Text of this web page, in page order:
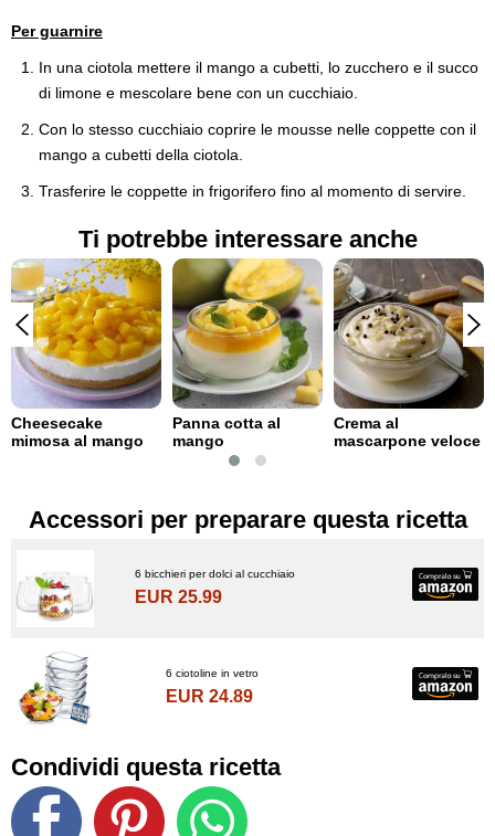
Per guarnire
In una ciotola mettere il mango a cubetti, lo zucchero e il succo
di limone e mescolare bene con un cucchiaio.
Con lo stesso cucchiaio coprire le mousse nelle coppette con il
mango a cubetti della ciotola.
Trasferire le coppette in frigorifero fino al momento di servire.
Ti potrebbe interessare anche
Cheesecake
mimosa al mango
Panna cotta al
mango
Crema al
mascarpone veloce
Accessori per preparare questa ricetta
6 bicchieri per dolci al cucchiaio
EUR 25.99
6 ciotoline in vetro
EUR 24.89
Condividi questa ricetta